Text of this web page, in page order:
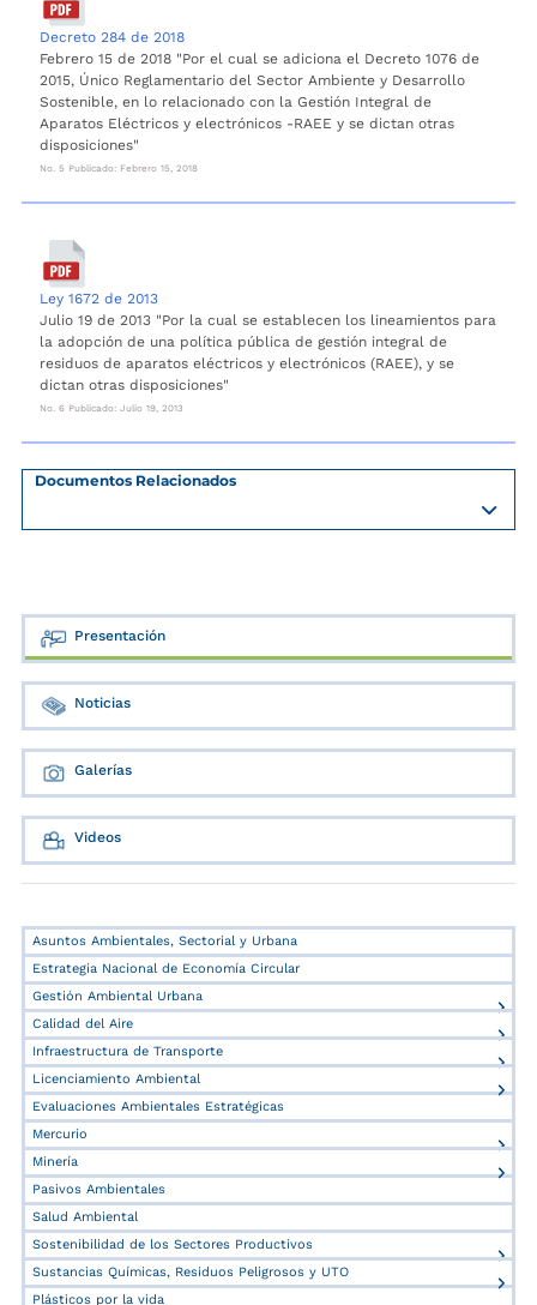
Decreto 284 de 2018
Febrero 15 de 2018 "Por el cual se adiciona el Decreto 1076 de
2015, Único Reglamentario del Sector Ambiente y Desarrollo
Sostenible, en lo relacionado con la Gestión Integral de
Aparatos Eléctricos y electrónicos -RAEE y se dictan otras
disposiciones"
No. 5 Publicado: Febrero 15, 2018
Ley 1672 de 2013
Julio 19 de 2013 "Por la cual se establecen los lineamientos para
la adopción de una política pública de gestión integral de
residuos de aparatos eléctricos y electrónicos (RAEE), y se
dictan otras disposiciones"
No. 6 Publicado: Julio 19, 2013
Documentos Relacionados
Presentación
Noticias
Galerías
Videos
Asuntos Ambientales, Sectorial y Urbana
Estrategia Nacional de Economía Circular
Gestión Ambiental Urbana
Calidad del Aire
Infraestructura de Transporte
Licenciamiento Ambiental
Evaluaciones Ambientales Estratégicas
Mercurio
Minería
Pasivos Ambientales
Salud Ambiental
Sostenibilidad de los Sectores Productivos
Sustancias Químicas, Residuos Peligrosos y UTO
Plásticos por la vida